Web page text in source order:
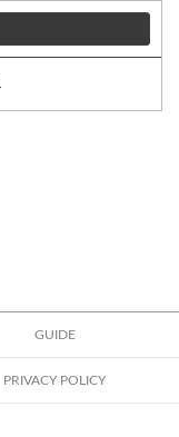
GUIDE
PRIVACY POLICY